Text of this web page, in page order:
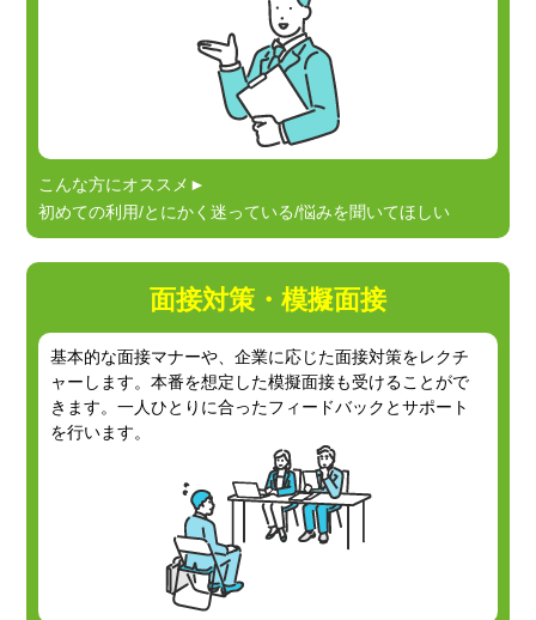
こんな方にオススメ►
初めての利用/とにかく迷っている/悩みを聞いてほしい
面接対策・模擬面接
基本的な面接マナーや、企業に応じた面接対策をレクチ
ャーします。本番を想定した模擬面接も受けることがで
きます。一人ひとりに合ったフィードバックとサポート
を行います。